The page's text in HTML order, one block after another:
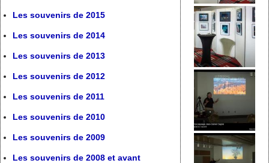
Les souvenirs de 2015
Les souvenirs de 2014
Les souvenirs de 2013
Les souvenirs de 2012
Les souvenirs de 2011
Les souvenirs de 2010
Les souvenirs de 2009
Les souvenirs de 2008 et avant